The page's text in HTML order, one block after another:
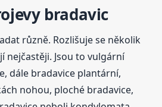
bradavic
různě. Rozlišuje se několik
nejčastěji. Jsou to vulgární
dále bradavice plantární,
nohou, ploché bradavice,